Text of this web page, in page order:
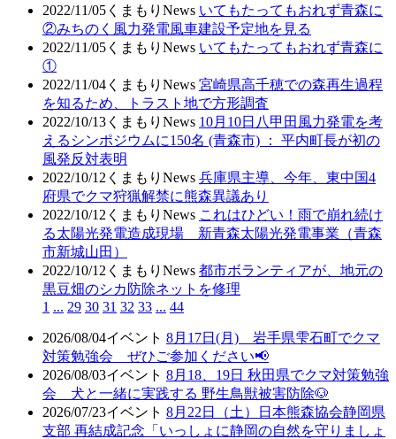
2022/11/05 くまもりNews いてもたってもおれず青森に
②みちのく風力発電風車建設予定地を見る
2022/11/05 くまもりNews いてもたってもおれず青森に
①
2022/11/04 くまもりNews 宮崎県高千穂での森再生過程
を知るため、トラスト地で方形調査
2022/10/13 くまもりNews 10月10日八甲田風力発電を考
えるシンポジウムに150名 (青森市) ： 平内町長が初の
風発反対表明
2022/10/12 くまもりNews 兵庫県主導、今年、東中国4
府県でクマ狩猟解禁に熊森異議あり
2022/10/12 くまもりNews これはひどい！雨で崩れ続け
る太陽光発電造成現場 新青森太陽光発電事業（青森
市新城山田）
2022/10/12 くまもりNews 都市ボランティアが、地元の
黒豆畑のシカ防除ネットを修理
1 ... 29 30 31 32 33 ... 44
2026/08/04イベント 8月17日(月) 岩手県雫石町でクマ
対策勉強会 ぜひご参加ください📢
2026/08/03イベント 8月18、19日 秋田県でクマ対策勉強
会 犬と一緒に実践する 野生鳥獣被害防除🐶
2026/07/23イベント 8月22日（土）日本熊森協会静岡県
支部 再結成記念「いっしょに静岡の自然を守りましょ